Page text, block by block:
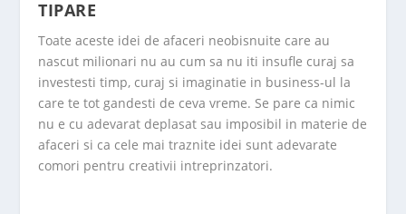
TIPARE
Toate aceste idei de afaceri neobisnuite care au
nascut milionari nu au cum sa nu iti insufle curaj sa
investesti timp, curaj si imaginatie in business-ul la
care te tot gandesti de ceva vreme. Se pare ca nimic
nu e cu adevarat deplasat sau imposibil in materie de
afaceri si ca cele mai traznite idei sunt adevarate
comori pentru creativii intreprinzatori.